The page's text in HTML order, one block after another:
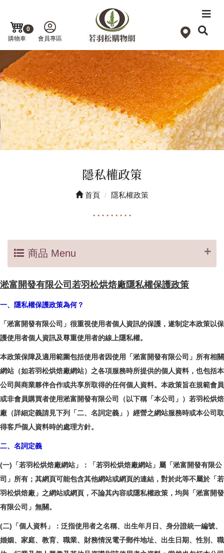
0
購物車
會員專區
隱私權政策
首頁 隱私權政策
商品 Menu
淞富開發有限公司若羽松烘焙廠隱私權保護政策
一、隱私權保護政策為何？
「淞富開發有限公司」很重視使用者個人資訊的保護，遂制定本政策以保
護使用者個人資訊及尊重使用者的線上隱私權。
本政策保障及適用範圍包括使用者因使用「淞富開發有限公司」所有相關
網站（如若羽松烘焙廠網站）之各項服務時所提供的個人資料，也包括本
公司與商業夥伴合作或共享所取得的任何個人資料。本政策旨在規範會員
或非會員購買者使用淞富開發有限公司（以下稱「本公司」）若羽松烘焙
廠（詳細定義請見下列「二、名詞定義」）經營之網站服務時或本公司取
得客戶個人資料時的處理方針。
二、名詞定義
(一)「若羽松烘焙廠網站」：「若羽松烘焙廠網站」屬「淞富開發有限公
司」所有；其網頁可能包含其他網站或網頁的連結，對於此等不屬於「若
羽松烘焙廠」之網站或網頁，不論其內容或隱私權政策，均與「淞富開發
有限公司」無關。
(二)「個人資料」：泛指使用者之名稱、出生年月日、身分證統一編號、
婚姻、家庭、教育、職業、財務情況電子郵件地址、出生日期、性別、職